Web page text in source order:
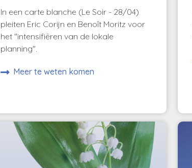
In een carte blanche (Le Soir - 28/04)
pleiten Eric Corijn en Benoît Moritz voor
het "intensifiëren van de lokale
planning".
Meer te weten komen